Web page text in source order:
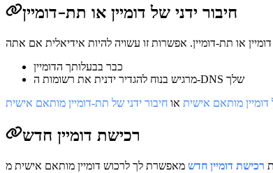
חיבור ידני של דומיין או תת-דומיין
כבר בבעלותך הדומיין
מרגיש בנוח להגדיר ידנית את רשומות ה-DNS שלך
דומיין מותאם אישית או חיבור ידני של תת-דומיין מותאם אישית
רכישת דומיין חדש
רכישת דומיין חדש